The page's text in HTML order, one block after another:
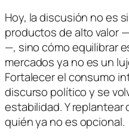
Hoy, la discusión no es
productos de alto valor
—, sino cómo equilibrar
mercados ya no es un
Fortalecer el consumo
discurso político y se
estabilidad. Y replantear
quién ya no es opcional.